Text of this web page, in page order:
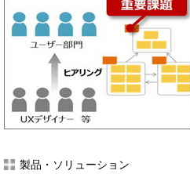
製品・ソリューション